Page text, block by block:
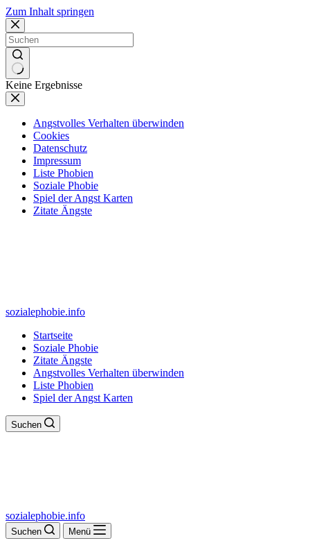
Zum Inhalt springen
Keine Ergebnisse
Angstvolles Verhalten überwinden
Cookies
Datenschutz
Impressum
Liste Phobien
Soziale Phobie
Spiel der Angst Karten
Zitate Ängste
sozialephobie.info
Startseite
Soziale Phobie
Zitate Ängste
Angstvolles Verhalten überwinden
Liste Phobien
Spiel der Angst Karten
Suchen
sozialephobie.info
Suchen Menü